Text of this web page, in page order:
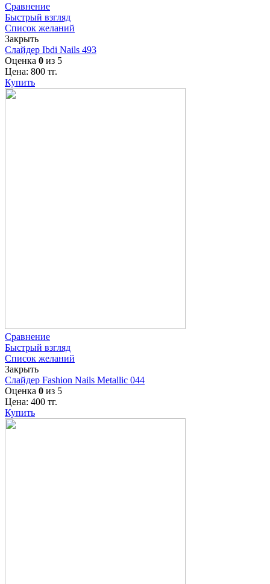
Сравнение
Быстрый взгляд
Список желаний
Закрыть
Слайдер Ibdi Nails 493
Оценка 0 из 5
Цена: 800 тг.
Купить
Сравнение
Быстрый взгляд
Список желаний
Закрыть
Слайдер Fashion Nails Metallic 044
Оценка 0 из 5
Цена: 400 тг.
Купить